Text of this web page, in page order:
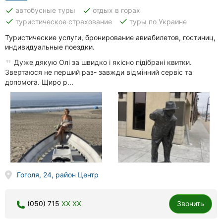
done автобусные туры done отдых в горах
done туристическое страхование done туры по Украине
Туристические услуги, бронирование авиабилетов, гостиниц,
индивидуальные поездки.
Дуже дякую Олі за швидко і якісно підібрані квитки.
Звертаюся не перший раз- завжди відмінний сервіс та
допомога. Щиро р...
Гоголя, 24, район Центр
(050) 715 XX XX Звонить